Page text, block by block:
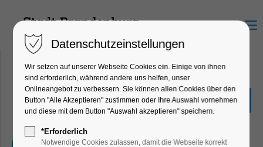
Menu
Adventsmarkt
Führung, Party, Feiern, Fest
14.12.2025, 12:00–16:00
Datenschutzeinstellungen
Wir setzen auf unserer Webseite Cookies ein. Einige von ihnen
sind erforderlich, während andere uns helfen, unser
Onlineangebot zu verbessern. Sie können allen Cookies über den
Button "Alle Akzeptieren" zustimmen oder Ihre Auswahl vornehmen
und diese mit dem Button "Auswahl akzeptieren" speichern.
*Erforderlich
Notwendige Cookies zulassen, damit die Webseite korrekt